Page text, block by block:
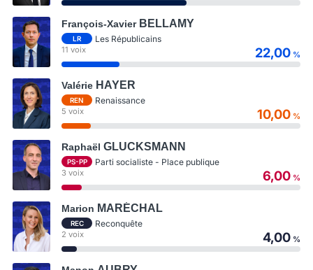
François-Xavier BELLAMY
LR Les Républicains
11 voix 22,00 %
Valérie HAYER
REN Renaissance
5 voix 10,00 %
Raphaël GLUCKSMANN
PS-PP Parti socialiste - Place publique
3 voix 6,00 %
Marion MARÉCHAL
REC Reconquête
2 voix 4,00 %